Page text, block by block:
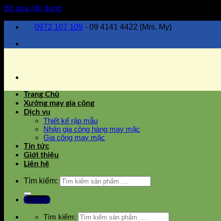
Bỏ qua nội dung
0972 107 109 - 09 4141 4422 (Mrs. My)
Trang Chủ
Xưởng may gia công
Dịch vụ
Thiết kế rập mẫu
Nhận gia công hàng may mặc
Gia công may mặc
Tin tức
Giới thiệu
Liên hệ
Tìm kiếm:
English
Tìm kiếm: